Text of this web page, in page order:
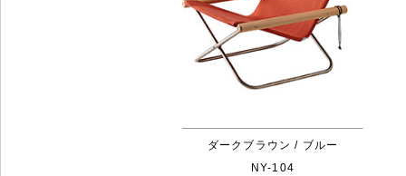
ダークブラウン / ブルー
NY-104